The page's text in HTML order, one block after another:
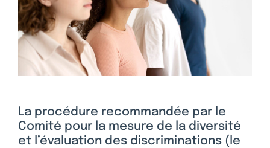
La procédure recommandée par le
Comité pour la mesure de la diversité
et l’évaluation des discriminations (le